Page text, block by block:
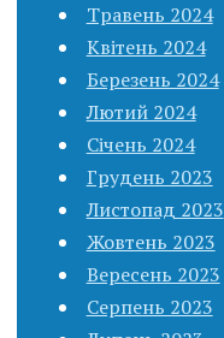
Травень 2024
Квітень 2024
Березень 2024
Лютий 2024
Січень 2024
Грудень 2023
Листопад 2023
Жовтень 2023
Вересень 2023
Серпень 2023